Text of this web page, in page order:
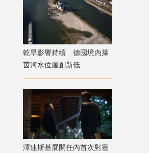
乾旱影響持續 德國境內萊
茵河水位屢創新低
澤連斯基展開任內首次對塞